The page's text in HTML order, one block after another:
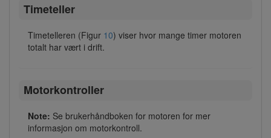
Timeteller
Timetelleren (Figur 10) viser hvor mange timer motoren
totalt har vært i drift.
Motorkontroller
Note: Se brukerhåndboken for motoren for mer
informasjon om motorkontroll.